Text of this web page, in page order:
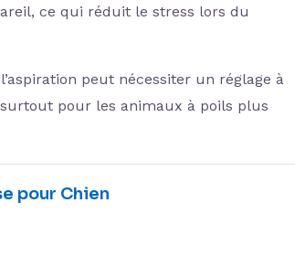
ce qui réduit le stress lors du
peut nécessiter un réglage à
pour les animaux à poils plus
pour Chien